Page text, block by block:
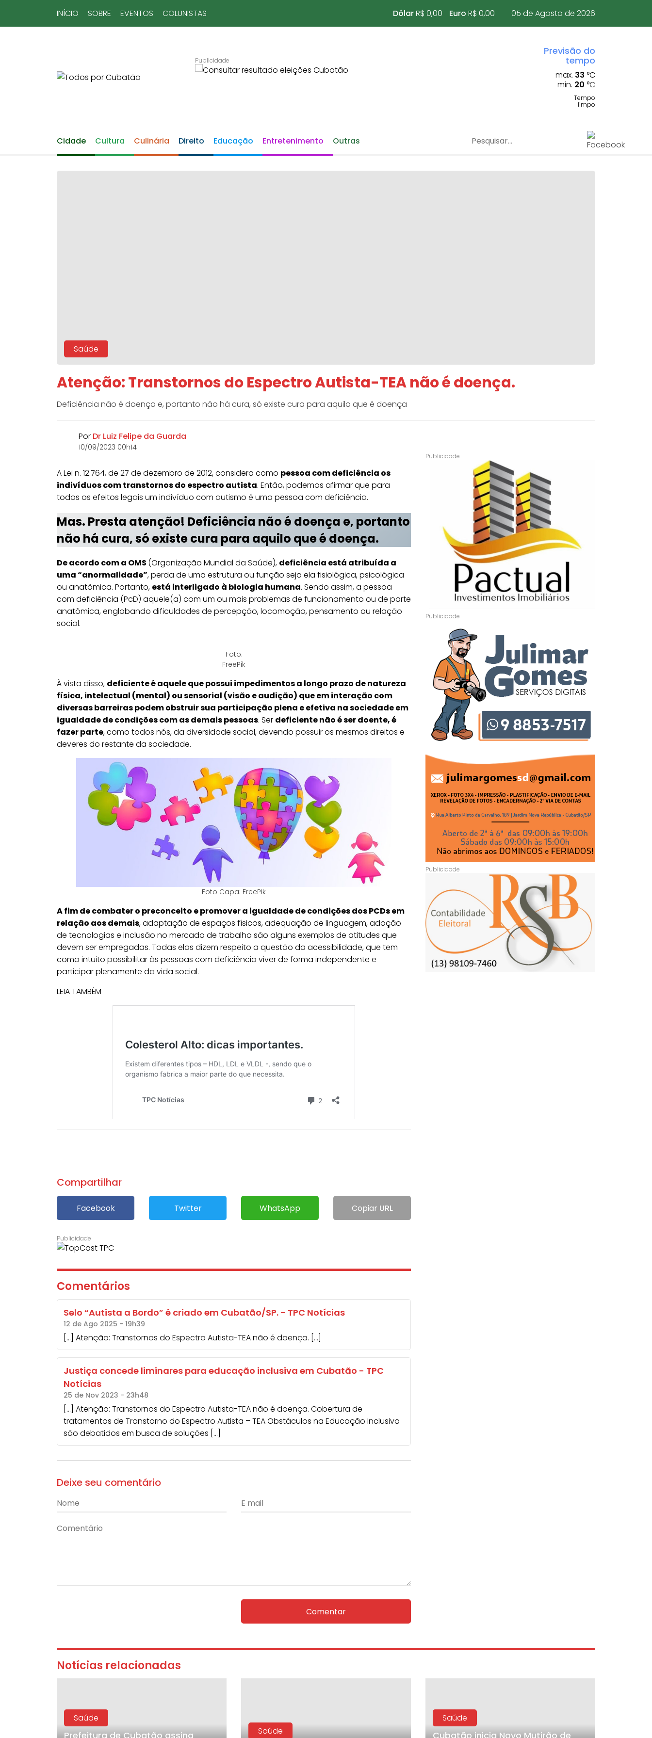
INÍCIO SOBRE EVENTOS COLUNISTAS DólarR$ 0,00 Euro R$ 0,00 05 de Agosto de 2026
Previsão do
tempo
max. 33 °C
min. 20 °C
Tempo
limpo
Cidade Cultura Culinária Direito Educação Entretenimento Outras
Saúde
Atenção: Transtornos do Espectro Autista-TEA não é doença.
Deficiência não é doença e, portanto não há cura, só existe cura para aquilo que é doença
Por Dr Luiz Felipe da Guarda
10/09/2023 00h14
A Lei n. 12.764, de 27 de dezembro de 2012, considera como pessoa com deficiência os
indivíduos com transtornos do espectro autista. Então, podemos afirmar que para
todos os efeitos legais um indivíduo com autismo é uma pessoa com deficiência.
Mas. Presta atenção! Deficiência não é doença e, portanto
não há cura, só existe cura para aquilo que é doença.
De acordo com a OMS (Organização Mundial da Saúde), deficiência está atribuída a
uma “anormalidade”, perda de uma estrutura ou função seja ela fisiológica, psicológica
ou anatômica. Portanto, está interligado à biologia humana. Sendo assim, a pessoa
com deficiência (PcD) aquele(a) com um ou mais problemas de funcionamento ou de parte
anatômica, englobando dificuldades de percepção, locomoção, pensamento ou relação
social.
Foto:
FreePik
À vista disso, deficiente é aquele que possui impedimentos a longo prazo de natureza
física, intelectual (mental) ou sensorial (visão e audição) que em interação com
diversas barreiras podem obstruir sua participação plena e efetiva na sociedade em
igualdade de condições com as demais pessoas. Ser deficiente não é ser doente, é
fazer parte, como todos nós, da diversidade social, devendo possuir os mesmos direitos e
deveres do restante da sociedade.
Foto Capa: FreePik
A fim de combater o preconceito e promover a igualdade de condições dos PCDs em
relação aos demais, adaptação de espaços físicos, adequação de linguagem, adoção
de tecnologias e inclusão no mercado de trabalho são alguns exemplos de atitudes que
devem ser empregadas. Todas elas dizem respeito a questão da acessibilidade, que tem
como intuito possibilitar às pessoas com deficiência viver de forma independente e
participar plenamente da vida social.
LEIA TAMBÉM
Compartilhar
Facebook Twitter WhatsApp Copiar URL
Comentários
Selo “Autista a Bordo” é criado em Cubatão/SP. - TPC Notícias
12 de Ago 2025 - 19h39
[…] Atenção: Transtornos do Espectro Autista-TEA não é doença. […]
Justiça concede liminares para educação inclusiva em Cubatão - TPC
Notícias
25 de Nov 2023 - 23h48
[…] Atenção: Transtornos do Espectro Autista-TEA não é doença. Cobertura de
tratamentos de Transtorno do Espectro Autista – TEA Obstáculos na Educação Inclusiva
são debatidos em busca de soluções […]
Deixe seu comentário
Comentar
Notícias relacionadas
Saúde
Prefeitura de Cubatão assina Saúde
Saúde
Cubatão inicia Novo Mutirão de